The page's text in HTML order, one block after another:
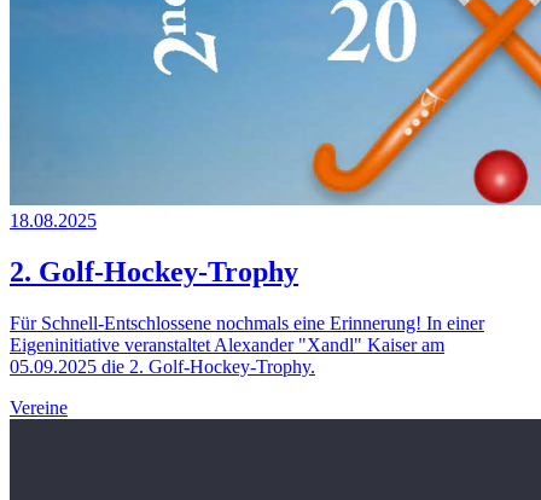
18.08.2025
2. Golf-Hockey-Trophy
Für Schnell-Entschlossene nochmals eine Erinnerung! In einer
Eigeninitiative veranstaltet Alexander "Xandl" Kaiser am
05.09.2025 die 2. Golf-Hockey-Trophy.
Vereine